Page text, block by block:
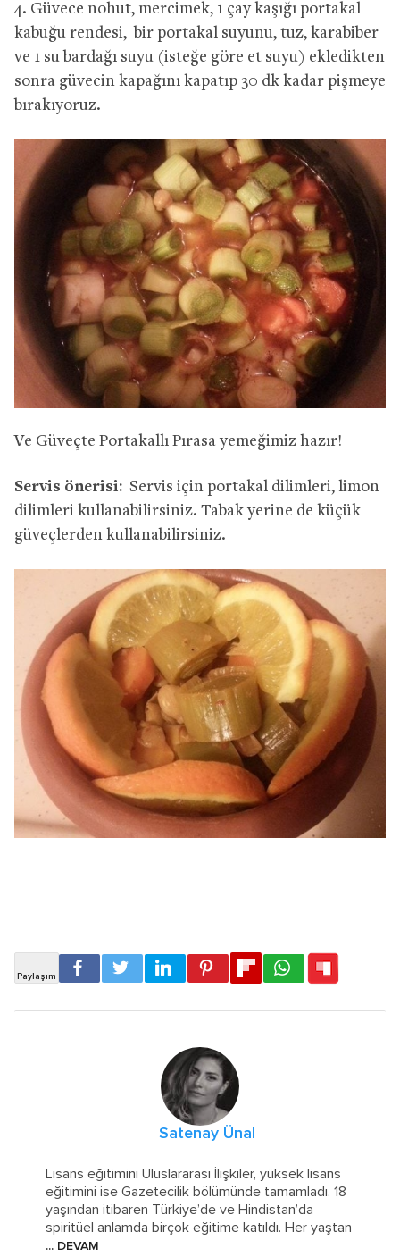
4. Güvece nohut, mercimek, 1 çay kaşığı portakal
kabuğu rendesi, bir portakal suyunu, tuz, karabiber
ve 1 su bardağı suyu (isteğe göre et suyu) ekledikten
sonra güvecin kapağını kapatıp 30 dk kadar pişmeye
bırakıyoruz.
Ve Güveçte Portakallı Pırasa yemeğimiz hazır!
Servis önerisi: Servis için portakal dilimleri, limon
dilimleri kullanabilirsiniz. Tabak yerine de küçük
güveçlerden kullanabilirsiniz.
Satenay Ünal
Lisans eğitimini Uluslararası İlişkiler, yüksek lisans
eğitimini ise Gazetecilik bölümünde tamamladı. 18
yaşından itibaren Türkiye’de ve Hindistan’da
spiritüel anlamda birçok eğitime katıldı. Her yaştan
... DEVAM